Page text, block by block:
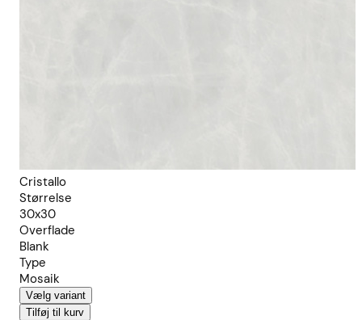
Cristallo
Størrelse
30x30
Overflade
Blank
Type
Mosaik
Vælg variant
Tilføj til kurv